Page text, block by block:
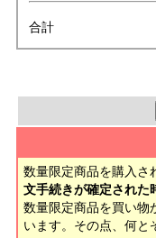
合計
数量限定商品を購入さ
文手続きが確定された
数量限定商品を買い物
います。その点、何と